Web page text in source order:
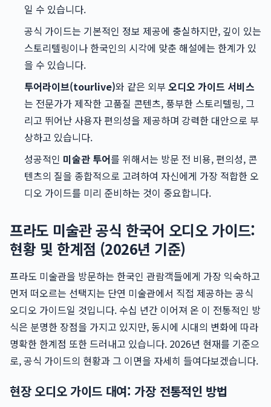
일 수 있습니다.
공식 가이드는 기본적인 정보 제공에 충실하지만, 깊이 있는
스토리텔링이나 한국인의 시각에 맞춘 해설에는 한계가 있
을 수 있습니다.
투어라이브(tourlive)와 같은 외부 오디오 가이드 서비스
는 전문가가 제작한 고품질 콘텐츠, 풍부한 스토리텔링, 그
리고 뛰어난 사용자 편의성을 제공하며 강력한 대안으로 부
상하고 있습니다.
성공적인 미술관 투어를 위해서는 방문 전 비용, 편의성, 콘
텐츠의 질을 종합적으로 고려하여 자신에게 가장 적합한 오
디오 가이드를 미리 준비하는 것이 중요합니다.
프라도 미술관 공식 한국어 오디오 가이드:
현황 및 한계점 (2026년 기준)
프라도 미술관을 방문하는 한국인 관람객들에게 가장 익숙하고
먼저 떠오르는 선택지는 단연 미술관에서 직접 제공하는 공식
오디오 가이드일 것입니다. 수십 년간 이어져 온 이 전통적인 방
식은 분명한 장점을 가지고 있지만, 동시에 시대의 변화에 따라
명확한 한계점 또한 드러내고 있습니다. 2026년 현재를 기준으
로, 공식 가이드의 현황과 그 이면을 자세히 들여다보겠습니다.
현장 오디오 가이드 대여: 가장 전통적인 방법